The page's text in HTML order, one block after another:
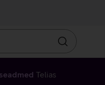
Otsin
Telias